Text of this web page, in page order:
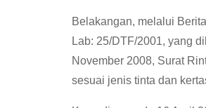
Belakangan, melalui
Lab: 25/DTF/2001, yang
November 2008, Surat
sesuai jenis tinta dan